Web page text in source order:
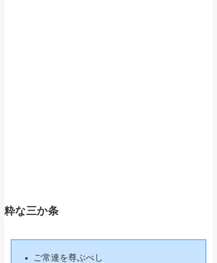
粋な三か条
ご常連を尊ぶべし